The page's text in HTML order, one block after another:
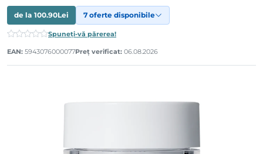
de la 100.90Lei 7 oferte disponibile
Spuneți-vă părerea!
EAN: 5943076000077Preț verificat: 06.08.2026